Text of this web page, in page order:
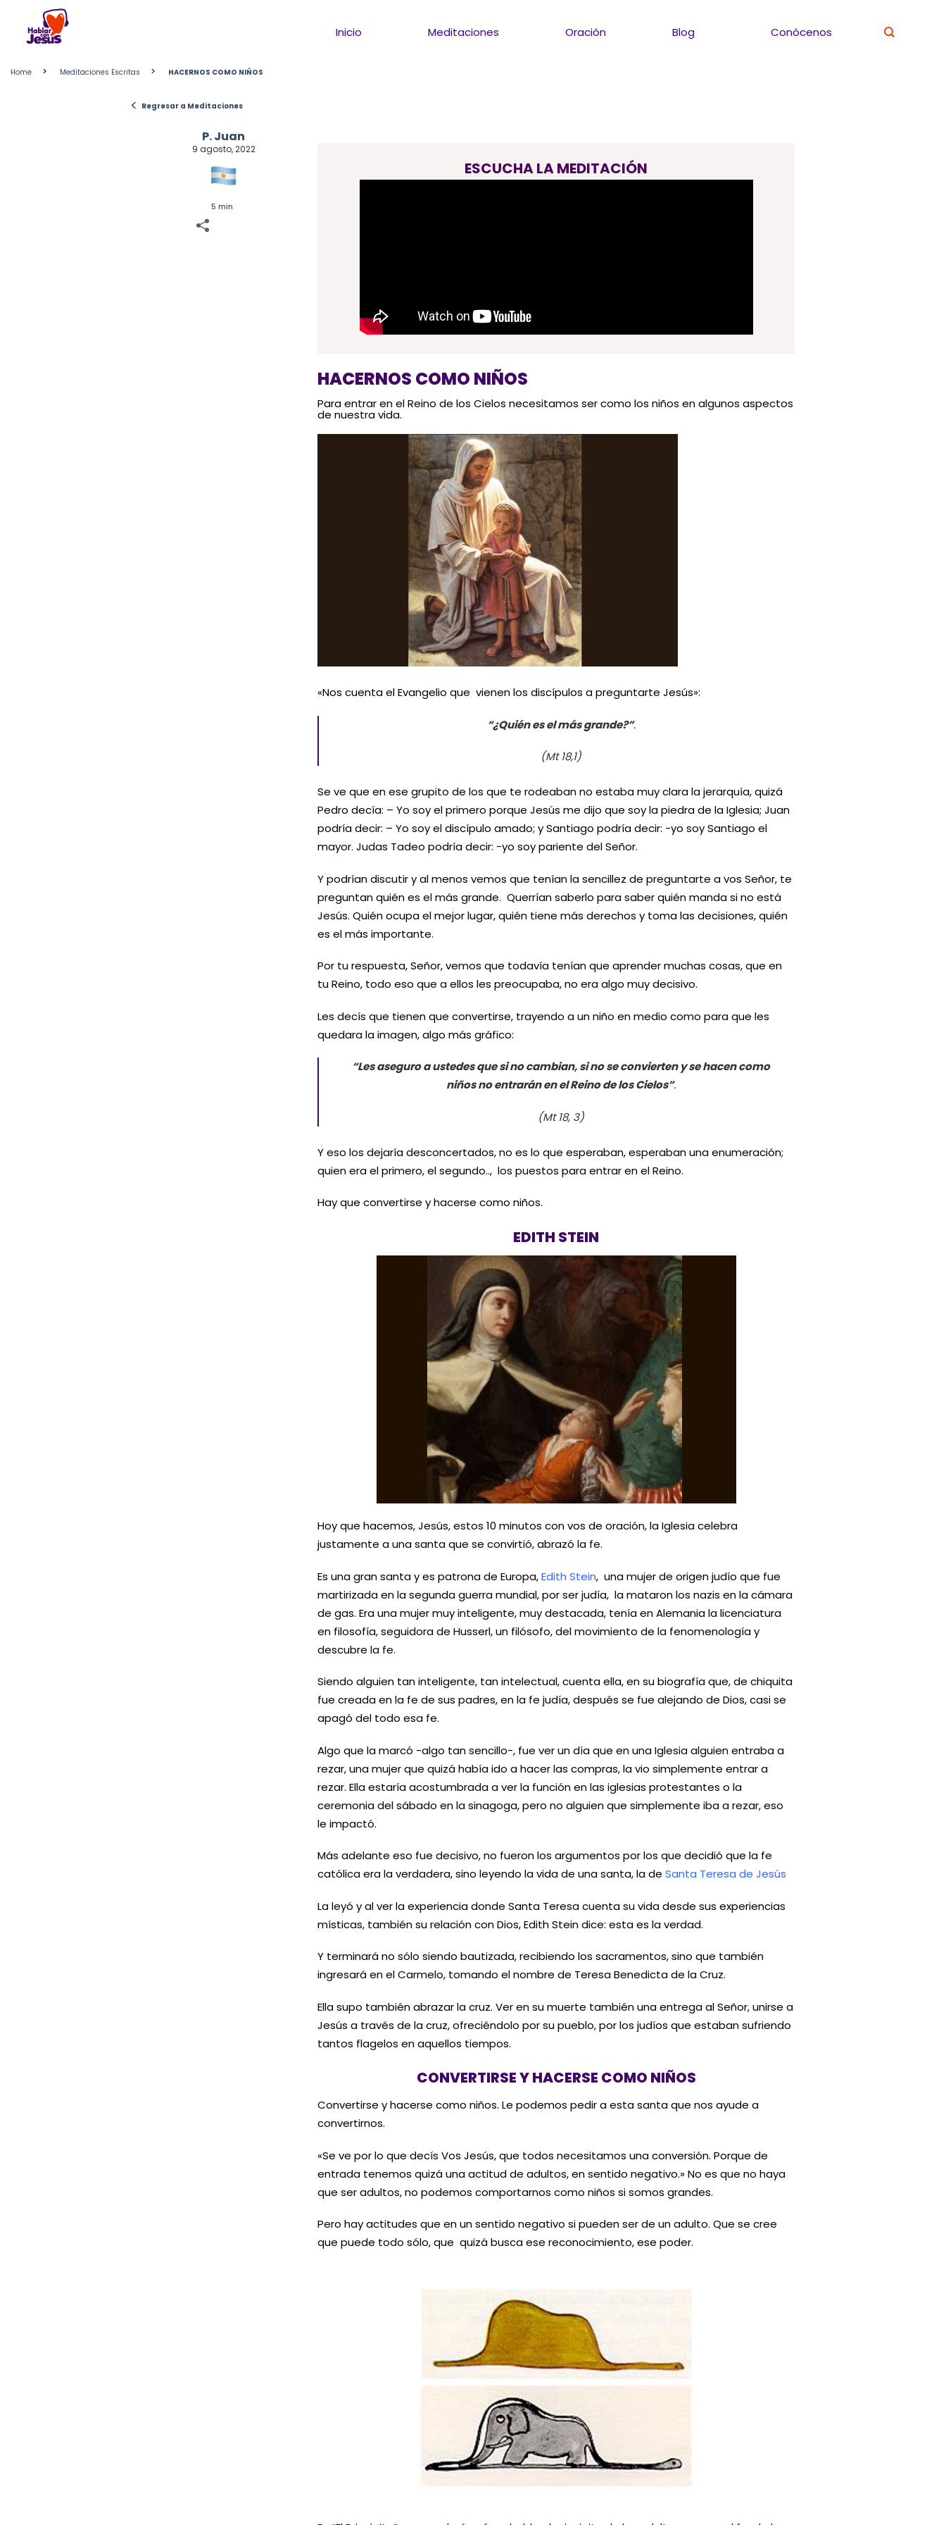
content
Inicio Meditaciones Oración Blog Conócenos
Home > Meditaciones Escritas > HACERNOS COMO NIÑOS
< Regresar a Meditaciones
P. Juan
9 agosto, 2022
5 min
ESCUCHA LA MEDITACIÓN
HACERNOS COMO NIÑOS
Para entrar en el Reino de los Cielos necesitamos ser como los niños en algunos aspectos
de nuestra vida.
«Nos cuenta el Evangelio que vienen los discípulos a preguntarte Jesús»:
“¿Quién es el más grande?”.
(Mt 18,1)
Se ve que en ese grupito de los que te rodeaban no estaba muy clara la jerarquía, quizá
Pedro decía: – Yo soy el primero porque Jesús me dijo que soy la piedra de la Iglesia; Juan
podría decir: – Yo soy el discípulo amado; y Santiago podría decir: -yo soy Santiago el
mayor. Judas Tadeo podría decir: -yo soy pariente del Señor.
Y podrían discutir y al menos vemos que tenían la sencillez de preguntarte a vos Señor, te
preguntan quién es el más grande. Querrían saberlo para saber quién manda si no está
Jesús. Quién ocupa el mejor lugar, quién tiene más derechos y toma las decisiones, quién
es el más importante.
Por tu respuesta, Señor, vemos que todavía tenían que aprender muchas cosas, que en
tu Reino, todo eso que a ellos les preocupaba, no era algo muy decisivo.
Les decís que tienen que convertirse, trayendo a un niño en medio como para que les
quedara la imagen, algo más gráfico:
“Les aseguro a ustedes que si no cambian, si no se convierten y se hacen como
niños no entrarán en el Reino de los Cielos”.
(Mt 18, 3)
Y eso los dejaría desconcertados, no es lo que esperaban, esperaban una enumeración;
quien era el primero, el segundo.., los puestos para entrar en el Reino.
Hay que convertirse y hacerse como niños.
EDITH STEIN
Hoy que hacemos, Jesús, estos 10 minutos con vos de oración, la Iglesia celebra
justamente a una santa que se convirtió, abrazó la fe.
Es una gran santa y es patrona de Europa,Edith Stein, una mujer de origen judío que fue
martirizada en la segunda guerra mundial, por ser judía, la mataron los nazis en la cámara
de gas. Era una mujer muy inteligente, muy destacada, tenía en Alemania la licenciatura
en filosofía, seguidora de Husserl, un filósofo, del movimiento de la fenomenología y
descubre la fe.
Siendo alguien tan inteligente, tan intelectual, cuenta ella, en su biografía que, de chiquita
fue creada en la fe de sus padres, en la fe judía, después se fue alejando de Dios, casi se
apagó del todo esa fe.
Algo que la marcó -algo tan sencillo-, fue ver un día que en una Iglesia alguien entraba a
rezar, una mujer que quizá había ido a hacer las compras, la vio simplemente entrar a
rezar. Ella estaría acostumbrada a ver la función en las iglesias protestantes o la
ceremonia del sábado en la sinagoga, pero no alguien que simplemente iba a rezar, eso
le impactó.
Más adelante eso fue decisivo, no fueron los argumentos por los que decidió que la fe
católica era la verdadera, sino leyendo la vida de una santa, la de Santa Teresa de Jesús
La leyó y al ver la experiencia donde Santa Teresa cuenta su vida desde sus experiencias
místicas, también su relación con Dios, Edith Stein dice: esta es la verdad.
Y terminará no sólo siendo bautizada, recibiendo los sacramentos, sino que también
ingresará en el Carmelo, tomando el nombre de Teresa Benedicta de la Cruz.
Ella supo también abrazar la cruz. Ver en su muerte también una entrega al Señor, unirse a
Jesús a través de la cruz, ofreciéndolo por su pueblo, por los judíos que estaban sufriendo
tantos flagelos en aquellos tiempos.
CONVERTIRSE Y HACERSE COMO NIÑOS
Convertirse y hacerse como niños. Le podemos pedir a esta santa que nos ayude a
convertirnos.
«Se ve por lo que decís Vos Jesús, que todos necesitamos una conversión. Porque de
entrada tenemos quizá una actitud de adultos, en sentido negativo.» No es que no haya
que ser adultos, no podemos comportarnos como niños si somos grandes.
Pero hay actitudes que en un sentido negativo si pueden ser de un adulto. Que se cree
que puede todo sólo, que quizá busca ese reconocimiento, ese poder.